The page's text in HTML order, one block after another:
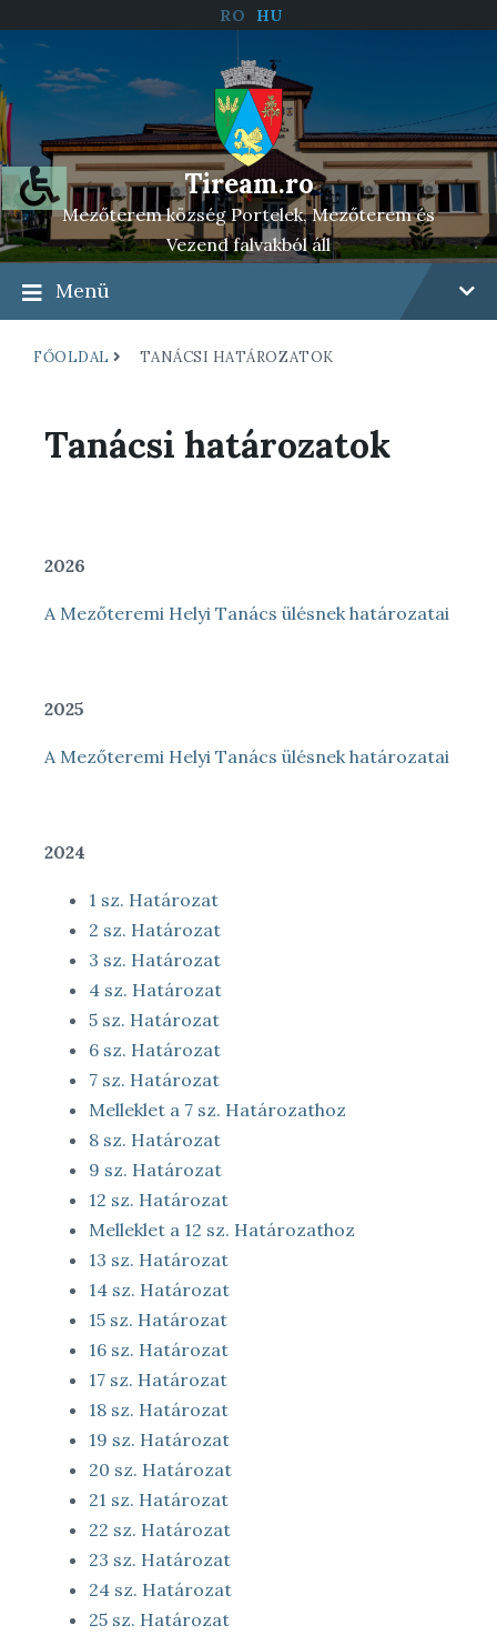
RO HU
Tiream.ro
Mezőterem község Portelek, Mezőterem és
Vezend falvakból áll
Menü
FŐOLDAL TANÁCSI HATÁROZATOK
Tanácsi határozatok
2026
A Mezőteremi Helyi Tanács ülésnek határozatai
2025
A Mezőteremi Helyi Tanács ülésnek határozatai
2024
1 sz. Határozat
2 sz. Határozat
3 sz. Határozat
4 sz. Határozat
5 sz. Határozat
6 sz. Határozat
7 sz. Határozat
Melleklet a 7 sz. Határozathoz
8 sz. Határozat
9 sz. Határozat
12 sz. Határozat
Melleklet a 12 sz. Határozathoz
13 sz. Határozat
14 sz. Határozat
15 sz. Határozat
16 sz. Határozat
17 sz. Határozat
18 sz. Határozat
19 sz. Határozat
20 sz. Határozat
21 sz. Határozat
22 sz. Határozat
23 sz. Határozat
24 sz. Határozat
25 sz. Határozat